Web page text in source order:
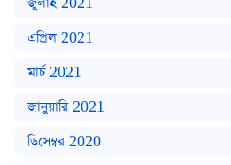
এপ্রিল 2021
মার্চ 2021
জানুয়ারি 2021
ডিসেম্বর 2020